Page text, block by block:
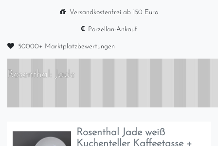
Versandkostenfrei ab 150 Euro
Porzellan-Ankauf
50000+ Marktplatzbewertungen
Rosenthal: Jade
Rosenthal Jade weiß
Kuchenteller Kaffeetasse +